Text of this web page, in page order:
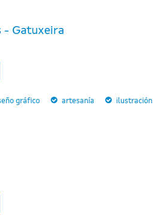
- Gatuxeira
gráfico artesanía ilustración